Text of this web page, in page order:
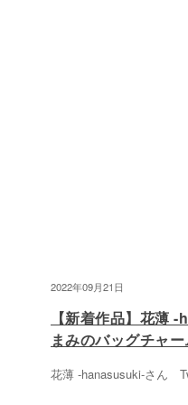
2022年09月21日
【新着作品】花
まみのバッグチャ
花薄 -hanasusuki-さん